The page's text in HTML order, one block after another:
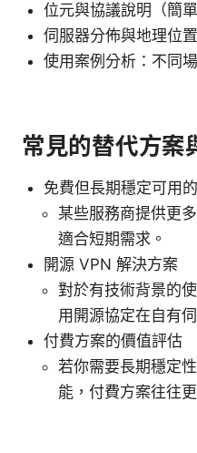
位元與協議說明（簡單
伺服器分佈與地理位
使用案例分析：不同
常見的替代方案
免費但長期穩定可用
某些服務商提供更
適合短期需求。
開源 VPN 解決方案
對於有技術背景的
用開源協定在自有
付費方案的價值評估
若你需要長期穩定
能，付費方案往往